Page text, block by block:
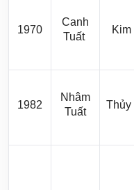
1970
Canh
Tuất
Kim
1982
Nhâm
Tuất
Thủy